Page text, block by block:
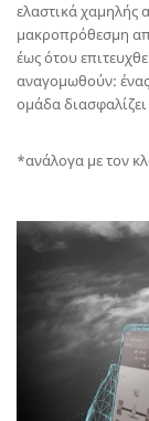
ελαστικά χαμηλής
μακροπρόθεσμη
έως ότου
αναγομωθούν:
ομάδα
*ανάλογα με τον